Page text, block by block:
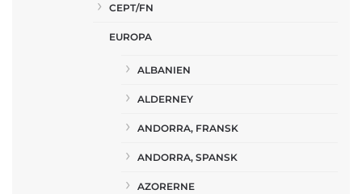
CEPT/FN
EUROPA
ALBANIEN
ALDERNEY
ANDORRA, FRANSK
ANDORRA, SPANSK
AZORERNE